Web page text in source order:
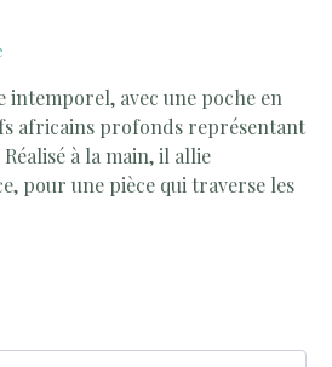
avec une poche en
africains profonds représentant
à la main, il allie
pour une pièce qui traverse les